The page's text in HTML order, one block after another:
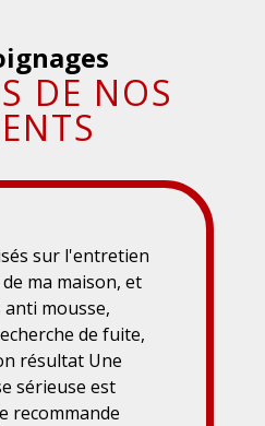
DE NOS
sur l'entretien
ma maison, et
mousse,
de fuite,
résultat Une
sérieuse est
recommande